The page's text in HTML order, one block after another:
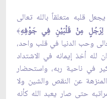
قلبه متعلقاً بالله تعالى
لِرَجُلٍ مِنْ قَلْبَيْنِ فِي جَوْفِهِ﴾
تعالى وحب الدنيا في قلب واحد،
أخذ إيمانه في الاشتداد
في ناحية ربه، واستحضار
عن النقص والشين ولا
حتى صار يعبد الله كأنه